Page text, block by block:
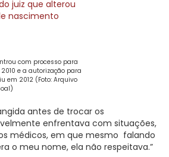
com processo para
e a autorização para
em 2012 (Foto: Arquivo
antes de trocar os
enfrentava com situações,
médicos, em que mesmo falando
o meu nome, ela não respeitava.”